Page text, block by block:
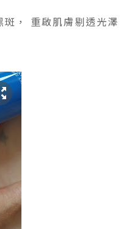
， 重啟肌膚剔透光澤